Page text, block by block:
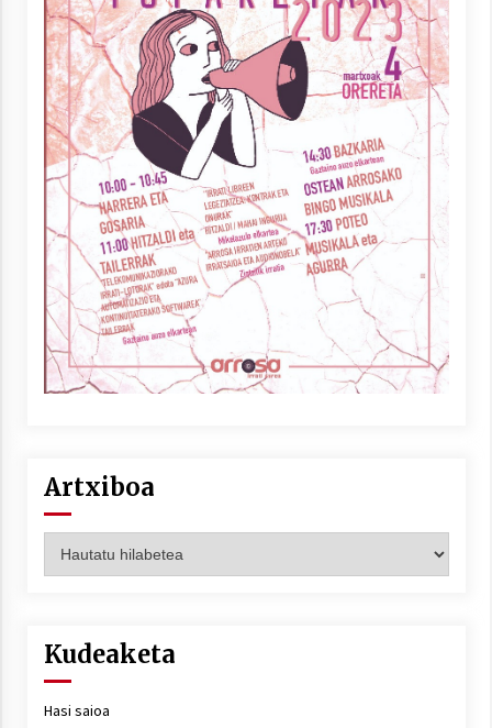
Zebrabidearen denboraldi amaiera
EHZtik
2021/07/01
Arrosaren laburpen bideoa Hamaika
Telebistaren eskutik
2021/06/30
Artxiboa
Kudeaketa
Hasi saioa